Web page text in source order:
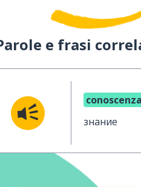
e frasi
conoscenza
знание